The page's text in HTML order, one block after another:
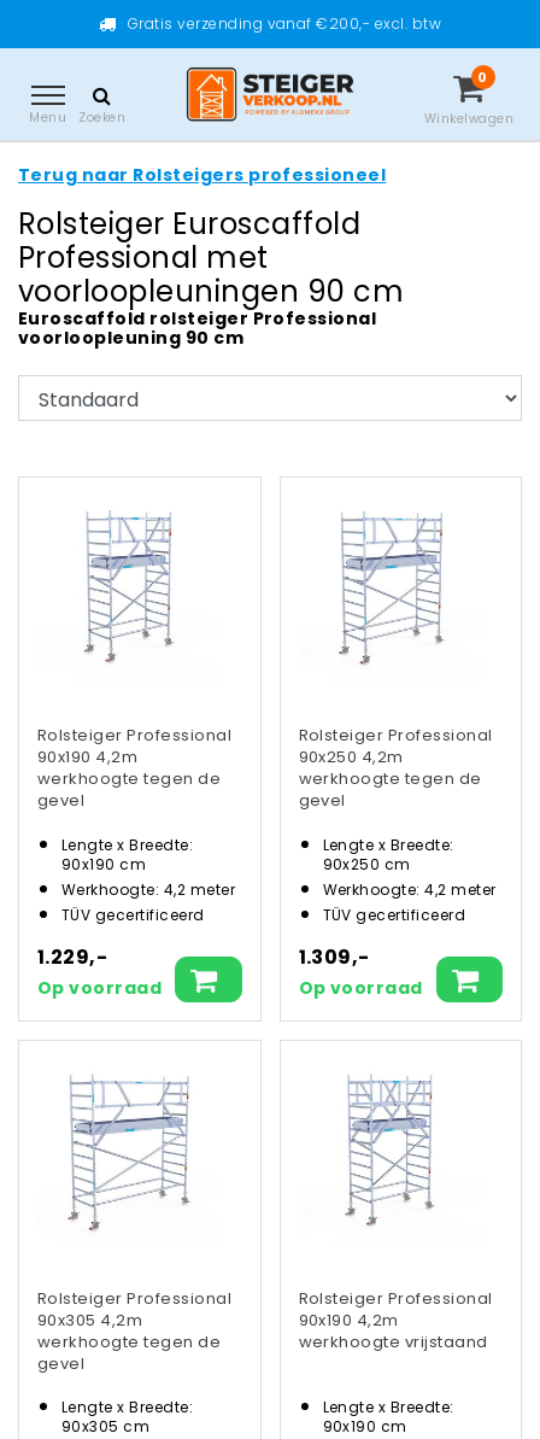
Gratis verzending vanaf €200,- excl. btw
Menu Zoeken
0
Winkelwagen
Terug naar Rolsteigers professioneel
Rolsteiger Euroscaffold
Professional met
voorloopleuningen 90 cm
Euroscaffold rolsteiger Professional
voorloopleuning 90 cm
Rolsteiger Professional
90x190 4,2m
werkhoogte tegen de
gevel
Lengte x Breedte:
90x190 cm
Werkhoogte: 4,2 meter
TÜV gecertificeerd
1.229,-
Op voorraad
Rolsteiger Professional
90x250 4,2m
werkhoogte tegen de
gevel
Lengte x Breedte:
90x250 cm
Werkhoogte: 4,2 meter
TÜV gecertificeerd
1.309,-
Op voorraad
Rolsteiger Professional
90x305 4,2m
werkhoogte tegen de
gevel
Lengte x Breedte:
90x305 cm
Rolsteiger Professional
90x190 4,2m
werkhoogte vrijstaand
Lengte x Breedte:
90x190 cm